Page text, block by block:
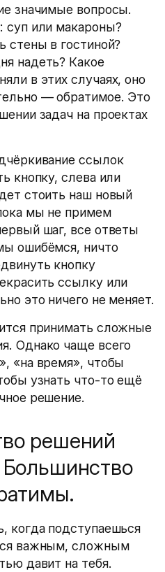
значимые вопросы.
или макароны?
стены в гостиной?
надеть? Какое
в этих случаях, оно
— обратимое. Это
задач на проектах
ссылок
кнопку, слева или
стоить наш новый
мы не примем
шаг, все ответы
ошибёмся, ничто
кнопку
ссылку или
это ничего не меняет.
принимать сложные
Однако чаще всего
«на время», чтобы
узнать что-то ещё
решение.
решений
когда подступаешься
важным, сложным
давит на тебя.